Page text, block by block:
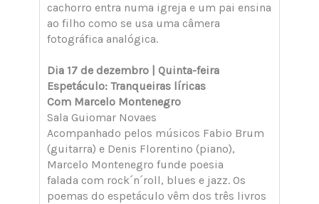
cachorro entra numa igreja e um pai ensina
ao filho como se usa uma câmera
fotográfica analógica.
Dia 17 de dezembro | Quinta-feira
Espetáculo: Tranqueiras líricas
Com Marcelo Montenegro
Sala Guiomar Novaes
Acompanhado pelos músicos Fabio Brum
(guitarra) e Denis Florentino (piano),
Marcelo Montenegro funde poesia
falada com rock´n´roll, blues e jazz. Os
poemas do espetáculo vêm dos três livros